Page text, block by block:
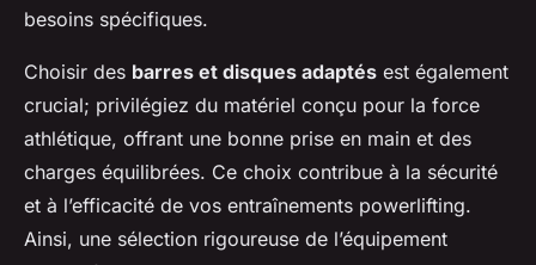
besoins spécifiques.
Choisir des barres et disques adaptés est également
crucial; privilégiez du matériel conçu pour la force
athlétique, offrant une bonne prise en main et des
charges équilibrées. Ce choix contribue à la sécurité
et à l’efficacité de vos entraînements powerlifting.
Ainsi, une sélection rigoureuse de l’équipement